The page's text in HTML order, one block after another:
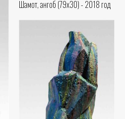
Шамот, ангоб (79x30) - 2018 год